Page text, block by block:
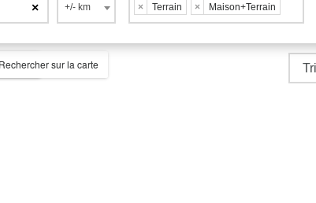
× +/- km × Terrain × Maison+Terrain
Rechercher sur la carte